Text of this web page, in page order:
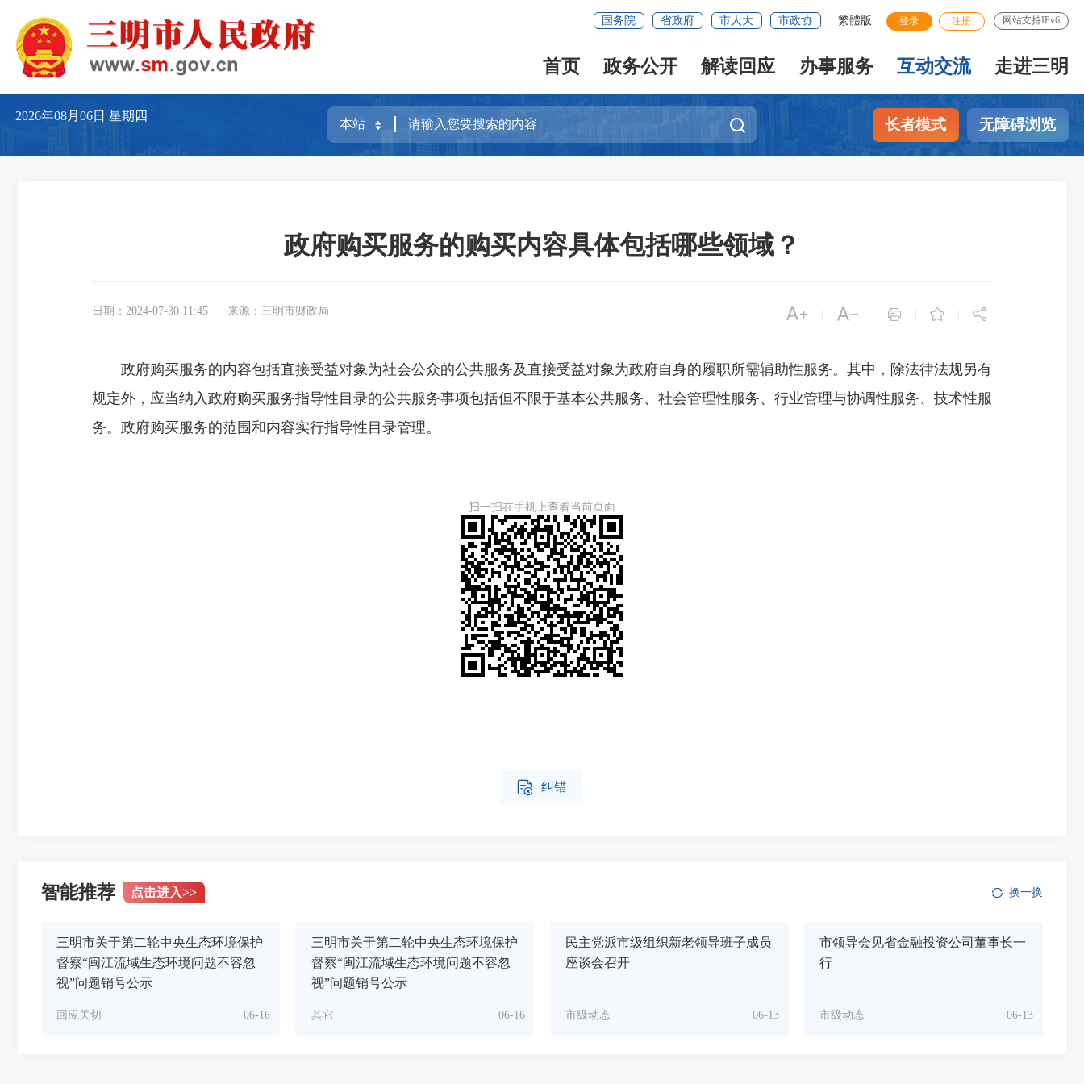
国务院 省政府 市人大 市政协 繁體版 登录 注册 网站支持IPv6
首页 政务公开 解读回应 办事服务 互动交流 走进三明
2026年08月06日星期四
长者模式 无障碍浏览
政府购买服务的购买内容具体包括哪些领域？
日期：2024-07-30 11:45 来源：三明市财政局     
政府购买服务的内容包括直接受益对象为社会公众的公共服务及直接受益对象为政府自身的履职所需辅助性服务。其中，除法律法规另有
规定外，应当纳入政府购买服务指导性目录的公共服务事项包括但不限于基本公共服务、社会管理性服务、行业管理与协调性服务、技术性服
务。政府购买服务的范围和内容实行指导性目录管理。
扫一扫在手机上查看当前页面
 纠错
智能推荐 点击进入>> 换一换
三明市关于第二轮中央生态环境保护
督察“闽江流域生态环境问题不容忽
视”问题销号公示
06-16
回应关切
三明市关于第二轮中央生态环境保护
督察“闽江流域生态环境问题不容忽
视”问题销号公示
06-16
其它
民主党派市级组织新老领导班子成员
座谈会召开
06-13
市级动态
市领导会见省金融投资公司董事长一
行
06-13
市级动态